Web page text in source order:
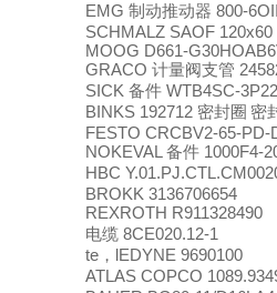
EMG 制动推动器 800-
SCHMALZ SAOF
MOOG D661-
GRACO 计量阀支管
SICK 备件 WTB4SC-
BINKS 192712 密封圈 密
FESTO CRCBV2-65-PD-
NOKEVAL 备件 1000F4-
HBC
BROKK 3136706654
REXROTH
电缆 8CE020.12-1
te ， lEDYNE 9690100
ATLAS COPCO